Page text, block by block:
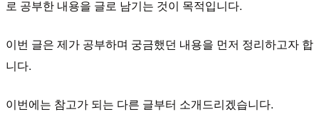
로 공부한 내용을 글로 남기는 것이 목적입니다.
이번 글은 제가 공부하며 궁금했던 내용을 먼저 정리하고자 합
니다.
이번에는 참고가 되는 다른 글부터 소개드리겠습니다.